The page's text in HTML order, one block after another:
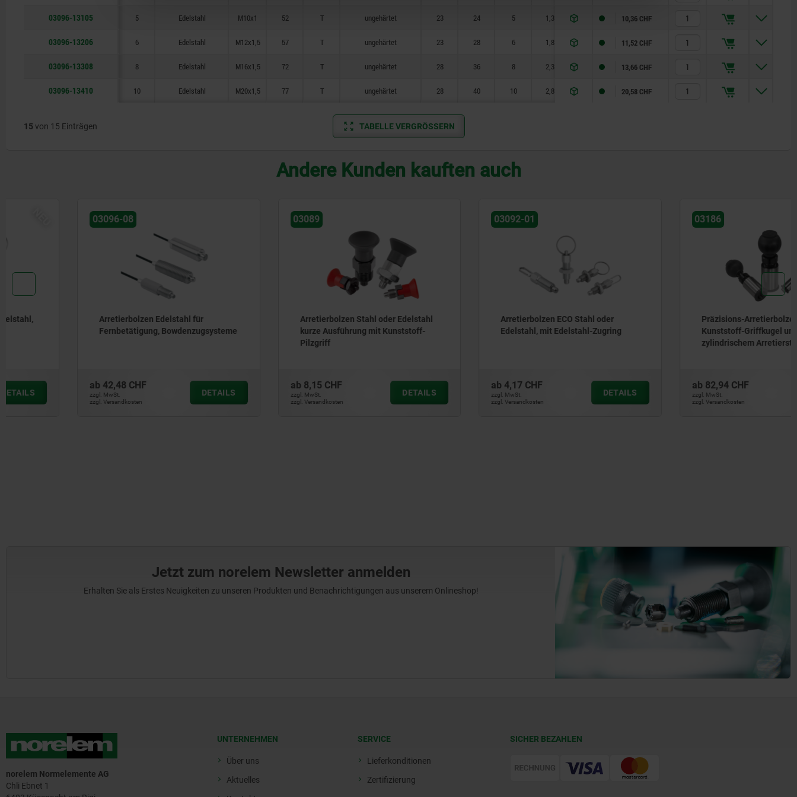
03096-13105 5 Edelstahl M10x1 52 T ungehärtet 23 24 5 1,3 5 10,36 CHF
03096-13206 6 Edelstahl M12x1,5 57 T ungehärtet 23 28 6 1,8 6 11,52 CHF
03096-13308 8 Edelstahl M16x1,5 72 T ungehärtet 28 36 8 2,3 15 13,66 CHF
03096-13410 10 Edelstahl M20x1,5 77 T ungehärtet 28 40 10 2,8 15 20,58 CHF
15 von 15 Einträgen TABELLE VERGRÖSSERN
Andere Kunden kauften auch
Arretierbolzen Edelstahl für
Fernbetätigung, Bowdenzugsysteme
42,48 CHF
zzgl. MwSt.
zzgl. Versandkosten
Arretierbolzen Stahl oder Edelstahl
kurze Ausführung mit Kunststoff-
8,15 CHF
zzgl. MwSt.
zzgl. Versandkosten
Arretierbolzen ECO Stahl oder
Edelstahl, mit Edelstahl-Zugring
4,17 CHF
zzgl. MwSt.
zzgl. Versandkosten
Präzisions-Arretierbolzen Stahl mit
Kunststoff-Griffkugel und
zylindrischem Arretierstift
82,94 CHF
zzgl. MwSt.
zzgl. Versandkosten
Jetzt zum norelem Newsletter anmelden
Erhalten Sie als Erstes Neuigkeiten zu unseren Produkten und Benachrichtigungen aus unserem Onlineshop!
norelem Normelemente AG
Chli Ebnet 1
UNTERNEHMEN
Über uns
Aktuelles
SERVICE
Lieferkonditionen
Zertifizierung
SICHER BEZAHLEN